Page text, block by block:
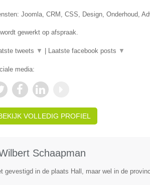
Joomla, CRM, CSS, Design, Onderhoud,
gewerkt op afspraak.
tweets ▼ Laatste facebook posts ▼
media:
VOLLEDIG PROFIEL
Schaapman
gevestigd in de plaats Hall, maar wel in de